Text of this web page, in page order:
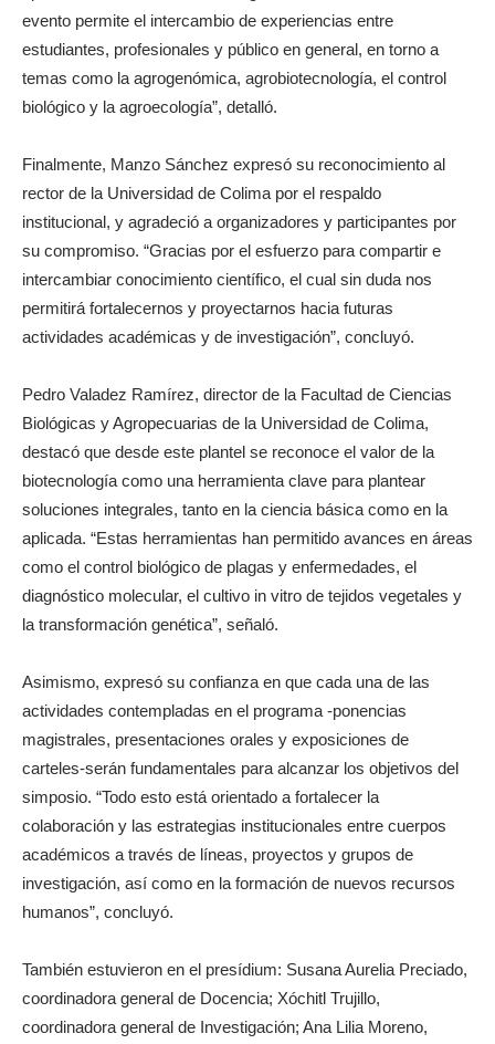
evento permite el intercambio de experiencias entre
estudiantes, profesionales y público en general, en torno a
temas como la agrogenómica, agrobiotecnología, el control
biológico y la agroecología”, detalló.
Finalmente, Manzo Sánchez expresó su reconocimiento al
rector de la Universidad de Colima por el respaldo
institucional, y agradeció a organizadores y participantes por
su compromiso. “Gracias por el esfuerzo para compartir e
intercambiar conocimiento científico, el cual sin duda nos
permitirá fortalecernos y proyectarnos hacia futuras
actividades académicas y de investigación”, concluyó.
Pedro Valadez Ramírez, director de la Facultad de Ciencias
Biológicas y Agropecuarias de la Universidad de Colima,
destacó que desde este plantel se reconoce el valor de la
biotecnología como una herramienta clave para plantear
soluciones integrales, tanto en la ciencia básica como en la
aplicada. “Estas herramientas han permitido avances en áreas
como el control biológico de plagas y enfermedades, el
diagnóstico molecular, el cultivo in vitro de tejidos vegetales y
la transformación genética”, señaló.
Asimismo, expresó su confianza en que cada una de las
actividades contempladas en el programa -ponencias
magistrales, presentaciones orales y exposiciones de
carteles-serán fundamentales para alcanzar los objetivos del
simposio. “Todo esto está orientado a fortalecer la
colaboración y las estrategias institucionales entre cuerpos
académicos a través de líneas, proyectos y grupos de
investigación, así como en la formación de nuevos recursos
humanos”, concluyó.
También estuvieron en el presídium: Susana Aurelia Preciado,
coordinadora general de Docencia; Xóchitl Trujillo,
coordinadora general de Investigación; Ana Lilia Moreno,